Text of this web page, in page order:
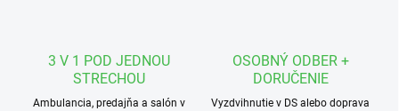
3 V 1 POD JEDNOU
STRECHOU
Ambulancia, predajňa a salón v
OSOBNÝ ODBER +
DORUČENIE
Vyzdvihnutie v DS alebo doprava